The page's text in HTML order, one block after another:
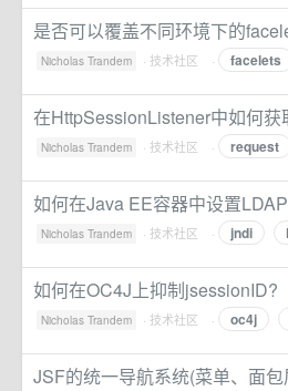
是否可以覆盖不同环境下的
Nicholas Trandem · 技术社区 · facelets
在HttpSessionListener中如何
Nicholas Trandem · 技术社区 · request
如何在Java EE容器中设置
Nicholas Trandem · 技术社区 · jndi
如何在OC4J上抑制jsessionID?
Nicholas Trandem · 技术社区 · oc4j
JSF的统一导航系统(菜单、面